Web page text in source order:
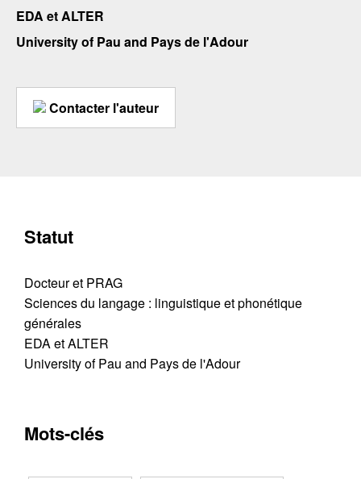
EDA et ALTER
University of Pau and Pays de l'Adour
Contacter l'auteur
Statut
Docteur et PRAG
Sciences du langage : linguistique et phonétique
générales
EDA et ALTER
University of Pau and Pays de l'Adour
Mots-clés